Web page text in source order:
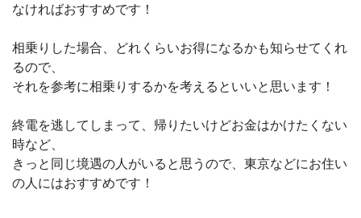
なければおすすめです！
相乗りした場合、どれくらいお得になるかも知らせてくれ
るので、
それを参考に相乗りするかを考えるといいと思います！
終電を逃してしまって、帰りたいけどお金はかけたくない
時など、
きっと同じ境遇の人がいると思うので、東京などにお住い
の人にはおすすめです！